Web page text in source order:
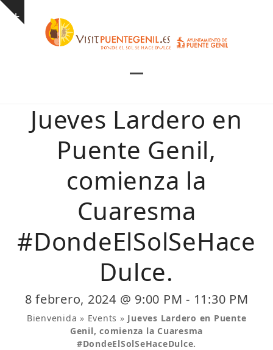
Skip
Show
mobile
menu
mobile
menu
Jueves Lardero en
Puente Genil,
comienza la
Cuaresma
#DondeElSolSeHace
Dulce.
8 febrero, 2024 @ 9:00 PM - 11:30 PM
Bienvenida » Events » Jueves Lardero en Puente
Genil, comienza la Cuaresma
#DondeElSolSeHaceDulce.